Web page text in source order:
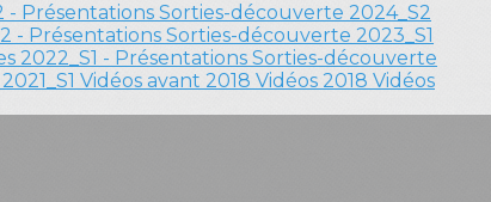
- Présentations Sorties-découverte 2024_S2
- Présentations Sorties-découverte 2023_S1
2022_S1 - Présentations Sorties-découverte
Vidéos avant 2018 Vidéos 2018 Vidéos